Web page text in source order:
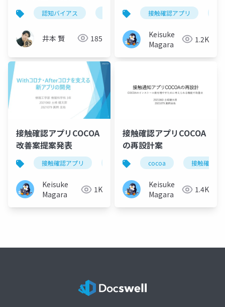
スと心理テクニック
（入門）
認知バイアス エンジニア チー
井本 賢 185
接触確認アプリ
Keisuke
Magara
1.2K
接触確認アプリCOCOA
改善案提案発表
接触確認アプリ cocoa 提案 android
Keisuke
Magara
1K
接触確認アプリCOCOA
の再設計案
cocoa 接触確認ア
Keisuke
Magara
1.4K